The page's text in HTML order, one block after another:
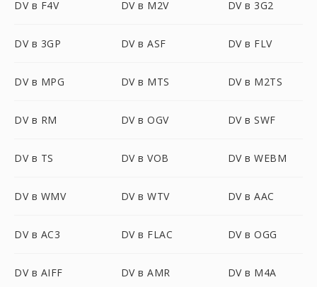
DV в F4V DV в M2V DV в 3G2
DV в 3GP DV в ASF DV в FLV
DV в MPG DV в MTS DV в M2TS
DV в RM DV в OGV DV в SWF
DV в TS DV в VOB DV в WEBM
DV в WMV DV в WTV DV в AAC
DV в AC3 DV в FLAC DV в OGG
DV в AIFF DV в AMR DV в M4A